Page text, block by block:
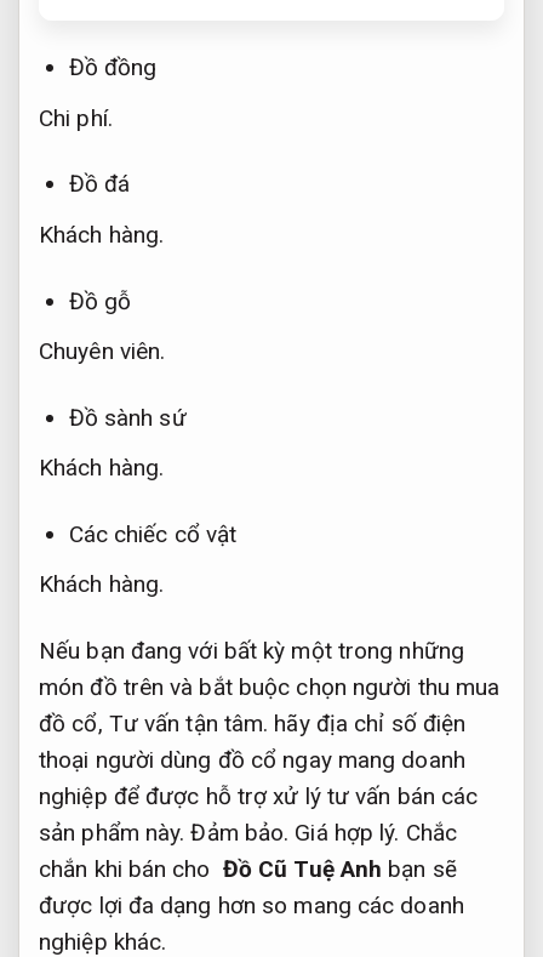
Đồ đồng
Chi phí.
Đồ đá
Khách hàng.
Đồ gỗ
Chuyên viên.
Đồ sành sứ
Khách hàng.
Các chiếc cổ vật
Khách hàng.
Nếu bạn đang với bất kỳ một trong những
món đồ trên và bắt buộc chọn người thu mua
đồ cổ, Tư vấn tận tâm. hãy địa chỉ số điện
thoại người dùng đồ cổ ngay mang doanh
nghiệp để được hỗ trợ xử lý tư vấn bán các
sản phẩm này.Đảm bảo. Giá hợp lý. Chắc
chắn khi bán cho Đồ Cũ Tuệ Anh bạn sẽ
được lợi đa dạng hơn so mang các doanh
nghiệp khác.